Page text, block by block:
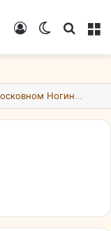
Switch
Войти
Пожар начался на нефтебазе в подмосковном Ногинске в результате атаки БПЛА ВСУ